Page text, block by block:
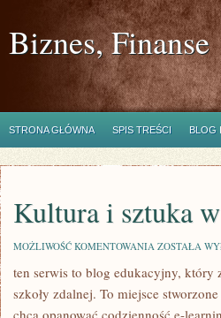
Biznes, Finanse
STRONA GŁÓWNA SPIS TREŚCI BLOG
Kultura i sztuka
MOŻLIWOŚĆ KOMENTOWANIA KULTURA
SZTUKA
W
SZKOLE
ZOSTAŁA
ten serwis to blog edukacyjny,
szkoły zdalnej. To miejsce
chcą opanować codzienność e-